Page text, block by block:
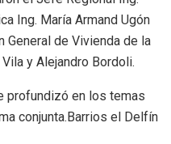
Ing. María Armand Ugón
de Vivienda de la
y Alejandro Bordoli.
profundizó en los temas
conjunta.Barrios el Delfín